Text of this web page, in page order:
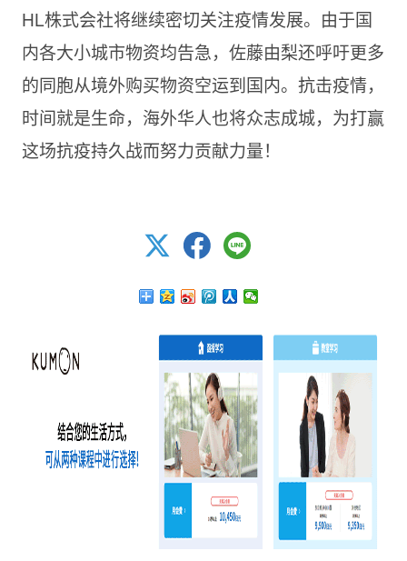
HL株式会社将继续密切关注疫情发展。由于国
内各大小城市物资均告急，佐藤由梨还呼吁更多
的同胞从境外购买物资空运到国内。抗击疫情，
时间就是生命，海外华人也将众志成城，为打赢
这场抗疫持久战而努力贡献力量！